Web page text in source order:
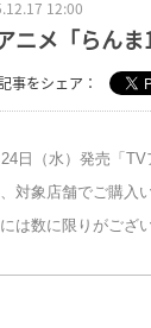
12:00
ニメ「らん
事をシェア：
24 日（水）発売「 TV
対象店舗でご購入
は数に限りがござ